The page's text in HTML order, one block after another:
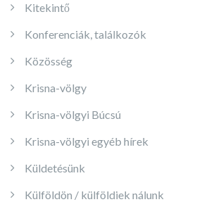
Kitekintő
Konferenciák, találkozók
Közösség
Krisna-völgy
Krisna-völgyi Búcsú
Krisna-völgyi egyéb hírek
Küldetésünk
Külföldön / külföldiek nálunk